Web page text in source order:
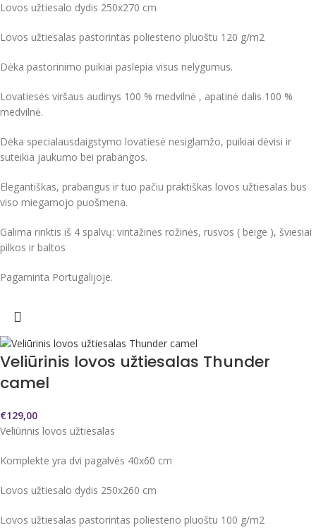
Lovos užtiesalo dydis 250x270 cm
Lovos užtiesalas pastorintas poliesterio pluoštu 120 g/m2
Dėka pastorinimo puikiai paslepia visus nelygumus.
Lovatiesės viršaus audinys 100 % medvilnė , apatinė dalis 100 %
medvilnė.
Dėka specialausdaigstymo lovatiesė nesiglamžo, puikiai dėvisi ir
suteikia jaukumo bei prabangos.
Elegantiškas, prabangus ir tuo pačiu praktiškas lovos užtiesalas bus
viso miegamojo puošmena.
Galima rinktis iš 4 spalvų: vintažinės rožinės, rusvos ( beige ), šviesiai
pilkos ir baltos
Pagaminta Portugalijoje.
Veliūrinis lovos užtiesalas Thunder
camel
€129,00
Veliūrinis lovos užtiesalas
Komplekte yra dvi pagalvės 40x60 cm
Lovos užtiesalo dydis 250x260 cm
Lovos užtiesalas pastorintas poliesterio pluoštu 100 g/m2